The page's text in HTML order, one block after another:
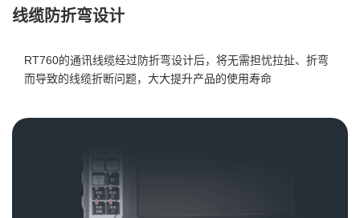
线缆防折弯设计
RT760的通讯线缆经过防折弯设计后，将无需担忧拉扯、折弯
而导致的线缆折断问题，大大提升产品的使用寿命